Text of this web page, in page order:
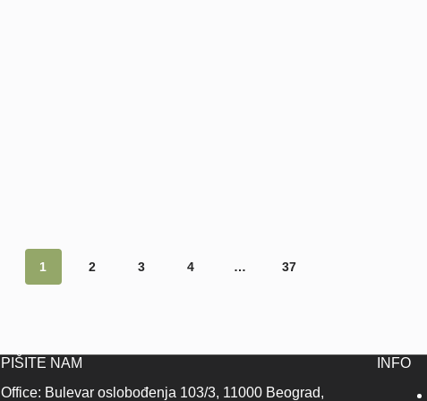
1 2 3 4 … 37
PIŠITE NAM
Office: Bulevar oslobođenja 103/3, 11000 Beograd,
INFO